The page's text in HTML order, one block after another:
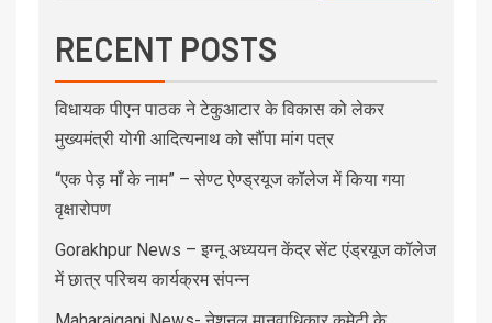
RECENT POSTS
विधायक पीएन पाठक ने टेकुआटार के विकास को लेकर
मुख्यमंत्री योगी आदित्यनाथ को सौंपा मांग पत्र
“एक पेड़ माँ के नाम” – सेण्ट ऐण्ड्रयूज कॉलेज में किया गया
वृक्षारोपण
Gorakhpur News – इग्नू अध्ययन केंद्र सेंट एंड्रयूज कॉलेज
में छात्र परिचय कार्यक्रम संपन्न